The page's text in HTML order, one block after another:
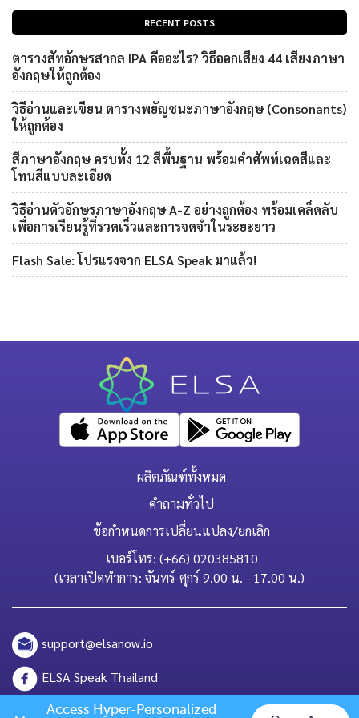
RECENT POSTS
ตารางสัทอักษรสากล IPA คืออะไร? วิธีออกเสียง 44 เสียงภาษา
อังกฤษให้ถูกต้อง
วิธีอ่านและเขียน ตารางพยัญชนะภาษาอังกฤษ (Consonants)
ให้ถูกต้อง
สีภาษาอังกฤษ ครบทั้ง 12 สีพื้นฐาน พร้อมคำศัพท์เฉดสีและ
โทนสีแบบละเอียด
วิธีอ่านตัวอักษรภาษาอังกฤษ A-Z อย่างถูกต้อง พร้อมเคล็ดลับ
เพื่อการเรียนรู้ที่รวดเร็วและการจดจำในระยะยาว
Flash Sale: โปรแรงจาก ELSA Speak มาแล้ว!
ผลิตภัณฑ์ทั้งหมด
คำถามทั่วไป
ข้อกำหนดการเปลี่ยนแปลง/ยกเลิก
เบอร์โทร: (+66) 020385810
(เวลาเปิดทำการ: จันทร์-ศุกร์ 9.00 น. - 17.00 น.)
support@elsanow.io
ELSA Speak Thailand
Channel ID: @elsaspeak
Access Hyper-Personalized